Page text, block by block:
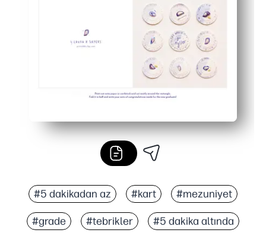
Ebeveynler, öğretmenler ve arkadaşlar için mükemmel
#5 dakikadan az #kart #mezuniyet
#grade #tebrikler #5 dakika altında